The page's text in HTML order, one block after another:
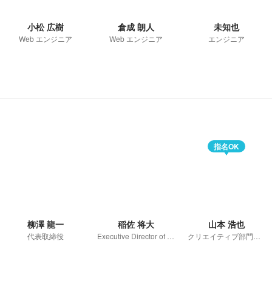
小松 広樹
Web エンジニア
倉成 朗人
Web エンジニア
未知也
エンジニア
柳澤 龍一
代表取締役
稲佐 将大
指名OK
山本 浩也